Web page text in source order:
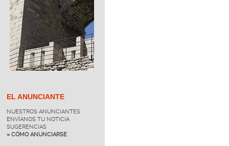
EL ANUNCIANTE
NUESTROS ANUNCIANTES
ENVÍANOS TU NOTICIA
SUGERENCIAS
» CÓMO ANUNCIARSE